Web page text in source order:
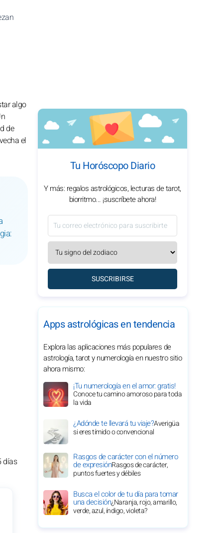
algo
de
el
días
Tu Horóscopo Diario
Y más: regalos astrológicos, lecturas de tarot,
biorritmo... ¡suscríbete ahora!
SUSCRIBIRSE
Apps astrológicas en tendencia
Explora las aplicaciones más populares de
astrología, tarot y numerología en nuestro sitio
ahora mismo:
¡Tu numerología en el amor: gratis!
Conoce tu camino amoroso para toda
la vida
¿Adónde te llevará tu viaje?Averigüa
si eres tímido o convencional
Rasgos de carácter con el número
de expresiónRasgos de carácter,
puntos fuertes y débiles
Busca el color de tu día para tomar
una decisión¿Naranja, rojo, amarillo,
verde, azul, índigo, violeta?